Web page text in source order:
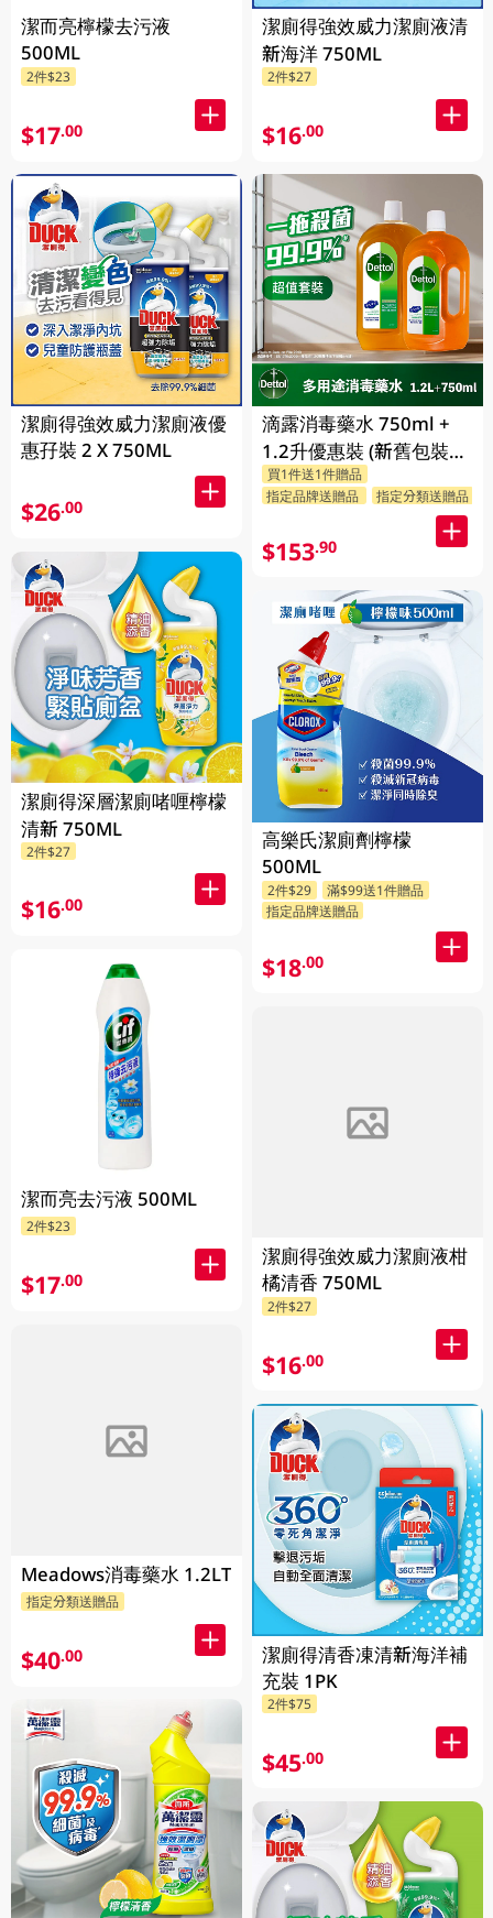
潔而亮檸檬去污液
500ML
2件$23
$17.00
潔廁得強效威力潔廁液優
惠孖裝 2 X 750ML
$26.00
潔廁得深層潔廁啫喱檸檬
清新 750ML
2件$27
$16.00
潔而亮去污液 500ML
2件$23
$17.00
Meadows消毒藥水 1.2LT
指定分類送贈品
$40.00
潔廁得強效威力潔廁液清
新海洋 750ML
2件$27
$16.00
滴露消毒藥水 750ml +
1.2升優惠裝 (新舊包裝隨
機發送)
買1件送1件贈品
指定品牌送贈品
指定分類送贈品
$153.90
高樂氏潔廁劑檸檬
500ML
2件$29
滿$99送1件贈品
指定品牌送贈品
$18.00
潔廁得強效威力潔廁液柑
橘清香 750ML
2件$27
$16.00
潔廁得清香凍清新海洋補
充裝 1PK
2件$75
$45.00